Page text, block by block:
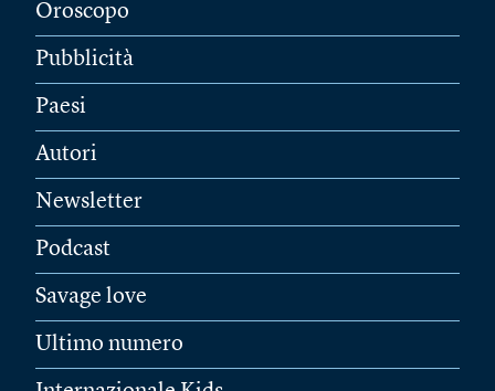
Oroscopo
Pubblicità
Paesi
Autori
Newsletter
Podcast
Savage love
Ultimo numero